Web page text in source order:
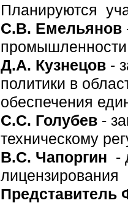
Планируются
С.В. Емельянов
Д.А. Кузнецов -
политики в
обеспечения
С.С. Голубев -
техническому
В.С. Чапоргин -
лицензирования